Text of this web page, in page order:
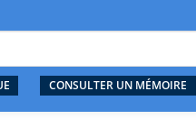
CONSULTER UN MÉMOIRE